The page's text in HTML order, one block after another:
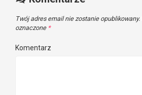
Twój adres email nie zostanie opublikowany.
oznaczone *
Komentarz